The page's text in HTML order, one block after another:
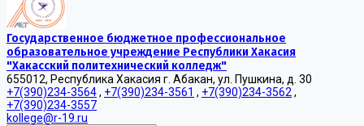
Государственное бюджетное профессиональное
образовательное учреждение Республики Хакасия
"Хакасский политехнический колледж"
655012, Республика Хакасия г. Абакан, ул. Пушкина, д. 30
+7(390)234-3564, +7(390)234-3561 , +7(390)234-3562 ,
+7(390)234-3557
kollege@r-19.ru